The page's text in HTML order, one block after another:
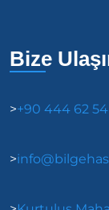
Bize
>+90 444 62 54
>